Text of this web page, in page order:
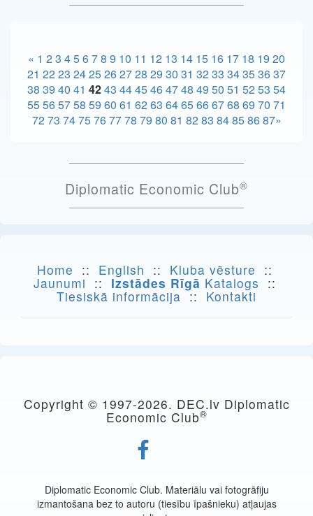
« 1 23 45678 9 10 11 12 13 14 15 16 17 18 19 20
21 2223 2425262728 29 30 31 3233 34353637
38 39 40 41 4243 4445464748 49 50 51 5253 54
55565758 59 60 61 62 63 6465666768 69 70 71
72 73 7475767778 79 80 81 82 83 84858687»
Diplomatic Economic Club®
Home :: English :: Kluba vēsture ::
Jaunumi :: Izstādes Rīgā Katalogs ::
Tiesiskā informācija :: Kontakti
Copyright © 1997-2026. DEC.lv Diplomatic
Economic Club®
Diplomatic Economic Club. Materiālu vai fotogrāfiju
izmantošana bez to autoru (tiesību īpašnieku) atļaujas